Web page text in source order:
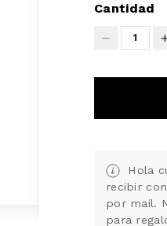
Cantidad
1
Hola
recibir
por mail.
para